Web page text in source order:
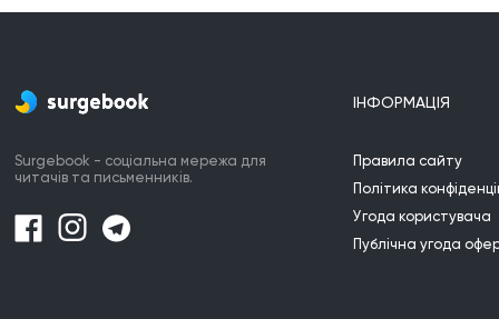
Alors que je le suis !tricheuse!
Peur d'être toujours si parfait
Alors que le chaos s'est fait
Surgebook - соціальна мережа для
читачів та письменників.
ІНФОРМАЦІЯ
Правила сайту
Політика
Угода користувача
Публічна угода